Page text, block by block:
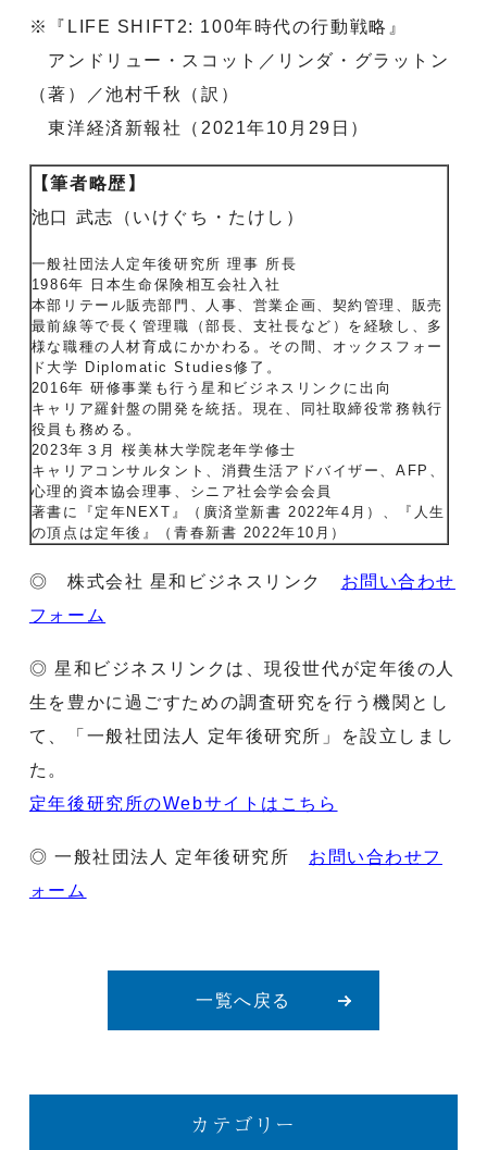
※『LIFE SHIFT2: 100年時代の行動戦略』
アンドリュー・スコット／リンダ・グラットン
（著）／池村千秋（訳）
東洋経済新報社（2021年10月29日）
【筆者略歴】
池口 武志（いけぐち・たけし）
一般社団法人定年後研究所 理事 所長
1986年 日本生命保険相互会社入社
本部リテール販売部門、人事、営業企画、契約管理、販売
最前線等で長く管理職（部長、支社長など）を経験し、多
様な職種の人材育成にかかわる。その間、オックスフォー
ド大学 Diplomatic Studies修了。
2016年 研修事業も行う星和ビジネスリンクに出向
キャリア羅針盤の開発を統括。現在、同社取締役常務執行
役員も務める。
2023年３月 桜美林大学院老年学修士
キャリアコンサルタント、消費生活アドバイザー、AFP、
心理的資本協会理事、シニア社会学会会員
著書に『定年NEXT』（廣済堂新書 2022年4月）、『人生
の頂点は定年後』（青春新書 2022年10月）
◎ 株式会社 星和ビジネスリンク お問い合わせ
フォーム
◎ 星和ビジネスリンクは、現役世代が定年後の人
生を豊かに過ごすための調査研究を行う機関とし
て、「一般社団法人 定年後研究所」を設立しまし
た。
定年後研究所のWebサイトはこちら
◎ 一般社団法人 定年後研究所 お問い合わせフ
ォーム
一覧へ戻る
カテゴリー